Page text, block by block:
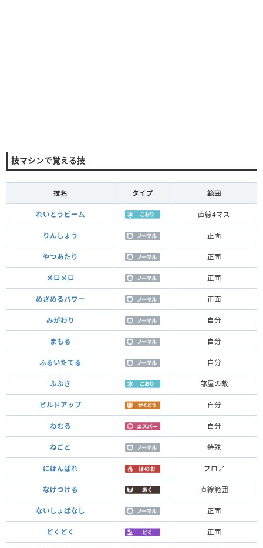
技マシンで覚える技
技名 タイプ 範囲
れいとうビーム 直線4マス
りんしょう 正面
やつあたり 正面
メロメロ 正面
めざめるパワー 正面
みがわり 自分
まもる 自分
ふるいたてる 自分
ふぶき 部屋の敵
ビルドアップ 自分
ねむる 自分
ねごと 特殊
にほんばれ フロア
なげつける 直線範囲
ないしょばなし 正面
どくどく 正面